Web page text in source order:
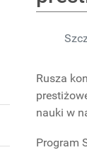
Rusza
nauki w
Program